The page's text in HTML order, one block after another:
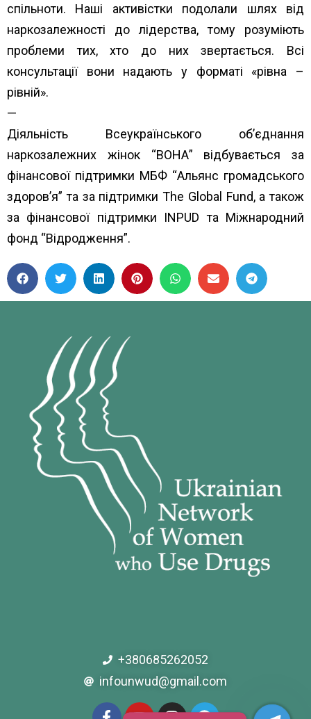
спільноти. Наші активістки подолали шлях від
наркозалежності до лідерства, тому розуміють
проблеми тих, хто до них звертається. Всі
консультації вони надають у форматі «рівна –
рівній».
—
Діяльність Всеукраїнського об’єднання
наркозалежних жінок “ВОНА” відбувається за
фінансової підтримки МБФ “Альянс громадського
здоров’я”та за підтримки The Global Fund, а також
за фінансової підтримки INPUD та Міжнародний
фонд “Відродження”.
+380685262052
infounwud@gmail.com